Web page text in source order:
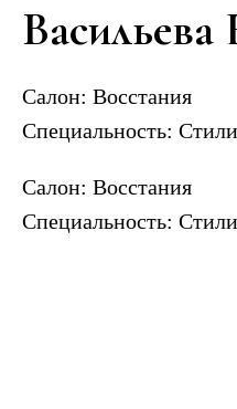
Васильева
Салон: Восстания
Специальность:
Салон: Восстания
Специальность: